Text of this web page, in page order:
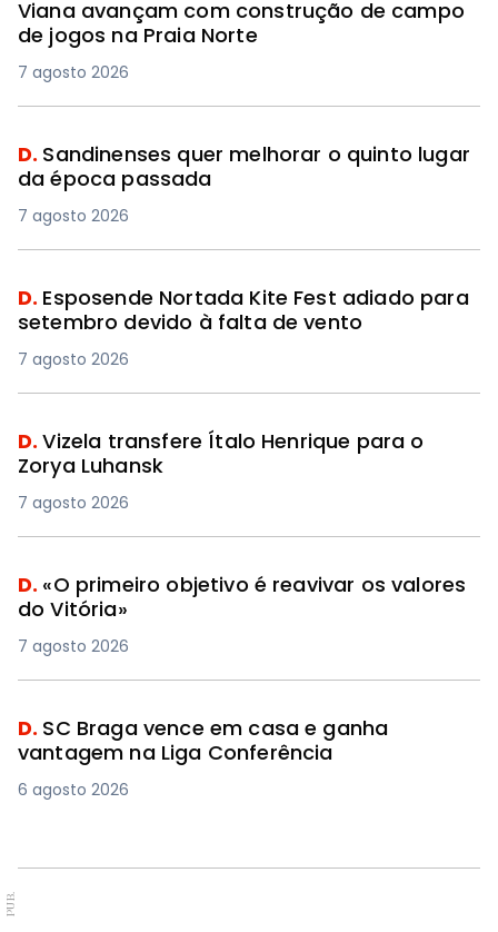
Viana avançam com construção de campo
de jogos na Praia Norte
7 agosto 2026
D. Sandinenses quer melhorar o quinto lugar
da época passada
7 agosto 2026
D. Esposende Nortada Kite Fest adiado para
setembro devido à falta de vento
7 agosto 2026
D.Vizela transfere Ítalo Henrique para o
Zorya Luhansk
7 agosto 2026
D. «O primeiro objetivo é reavivar os valores
do Vitória»
7 agosto 2026
D. SC Braga vence em casa e ganha
vantagem na Liga Conferência
6 agosto 2026
PUB.